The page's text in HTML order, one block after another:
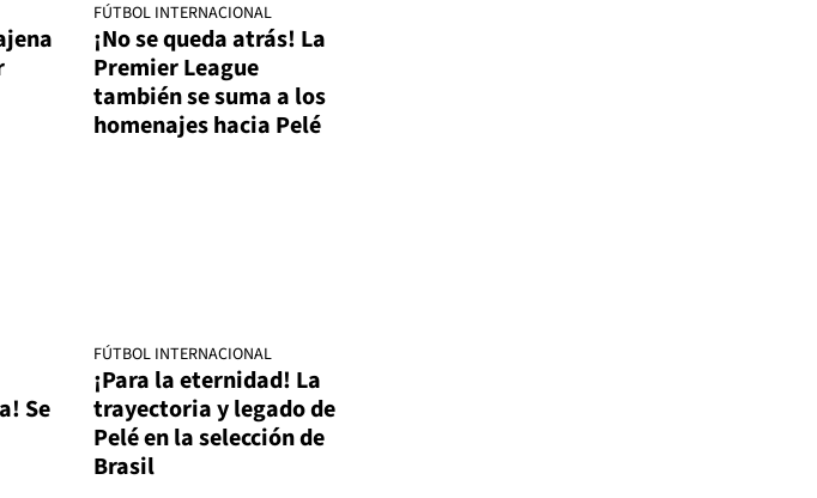
FÚTBOL INTERNACIONAL
¡No se queda atrás! La
Premier League
también se suma a los
homenajes hacia Pelé
Se
FÚTBOL INTERNACIONAL
¡Para la eternidad! La
trayectoria y legado de
Pelé en la selección de
Brasil